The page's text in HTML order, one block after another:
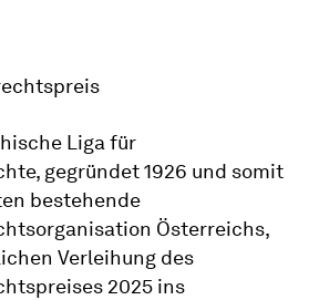
Liga für
gegründet 1926 und somit
bestehende
Österreichs,
Verleihung des
2025 ins